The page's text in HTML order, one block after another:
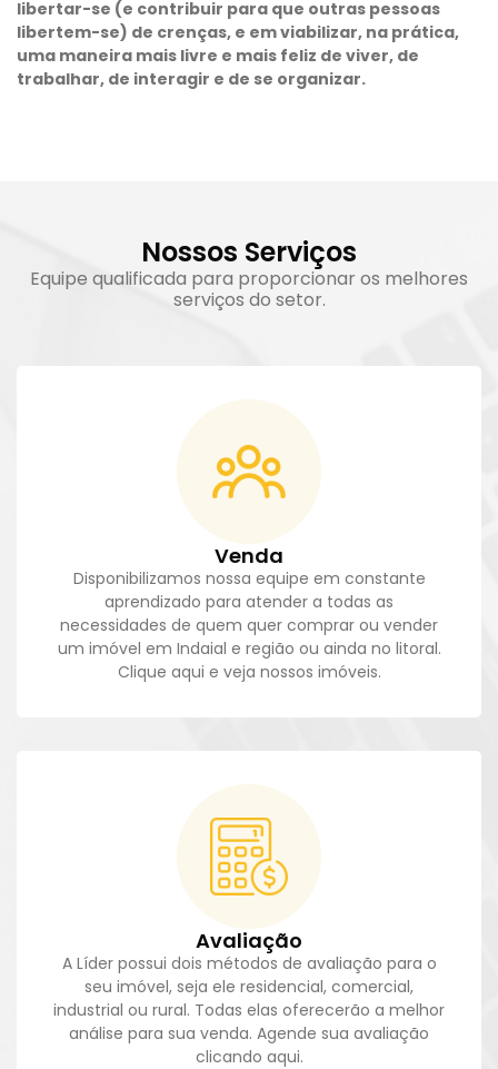
libertar-se (e contribuir para que outras pessoas
libertem-se) de crenças, e em viabilizar, na prática,
uma maneira mais livre e mais feliz de viver, de
trabalhar, de interagir e de se organizar.
Nossos Serviços
Equipe qualificada para proporcionar os melhores
serviços do setor.
Venda
Disponibilizamos nossa equipe em constante
aprendizado para atender a todas as
necessidades de quem quer comprar ou vender
um imóvel em Indaial e região ou ainda no litoral.
Clique aqui e veja nossos imóveis.
Avaliação
A Líder possui dois métodos de avaliação para o
seu imóvel, seja ele residencial, comercial,
industrial ou rural. Todas elas oferecerão a melhor
análise para sua venda. Agende sua avaliação
clicando aqui.